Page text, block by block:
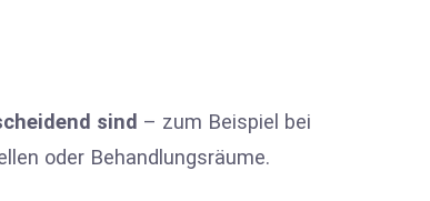
sind – zum Beispiel bei
oder Behandlungsräume.